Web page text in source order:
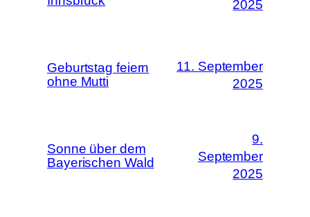
2025
Geburtstag feiern
ohne Mutti
11. September
2025
Sonne über dem
Bayerischen Wald
9.
September
2025